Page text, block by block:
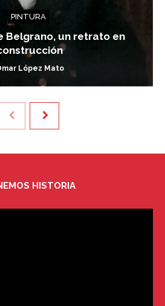
PINTURA
Belgrano, un retrato en
López Mato
HISTORIA